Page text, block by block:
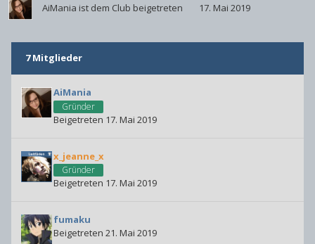
AiMania ist dem Club beigetreten 17. Mai 2019
7 Mitglieder
AiMania
Gründer
Beigetreten 17. Mai 2019
x_jeanne_x
Gründer
Beigetreten 17. Mai 2019
fumaku
Beigetreten 21. Mai 2019